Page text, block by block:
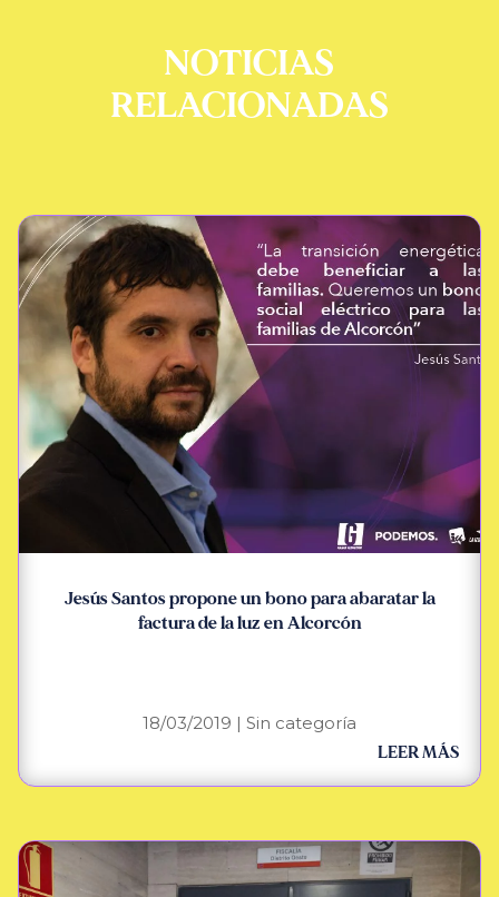
NOTICIAS
RELACIONADAS
Jesús Santos propone un bono para abaratar la
factura de la luz en Alcorcón
18/03/2019 | Sin categoría
LEER MÁS